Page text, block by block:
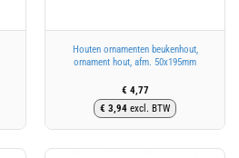
Houten ornamenten beukenhout,
ornament hout, afm. 50x195mm
€ 4,77
€ 3,94 excl. BTW